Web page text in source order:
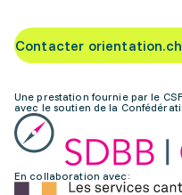
Contacter orientation.ch
Une prestation fournie par le
avec le soutien de la
En collaboration avec: